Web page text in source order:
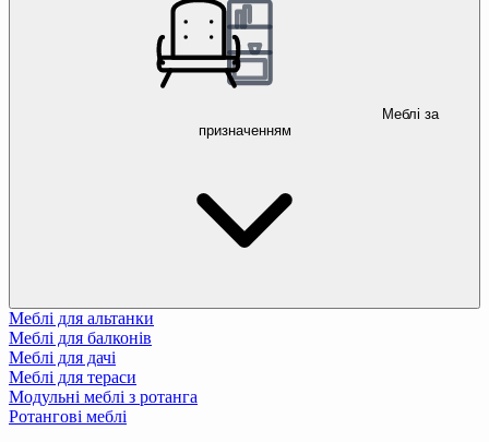
Меблі за
призначенням
Меблі для альтанки
Меблі для балконів
Меблі для дачі
Меблі для тераси
Модульні меблі з ротанга
Ротангові меблі